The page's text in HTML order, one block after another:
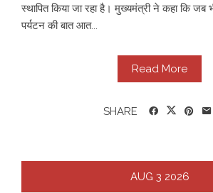
स्थापित किया जा रहा है। मुख्यमंत्री ने कहा कि जब
पर्यटन की बात आत...
Read More
SHARE
AUG 3 2026